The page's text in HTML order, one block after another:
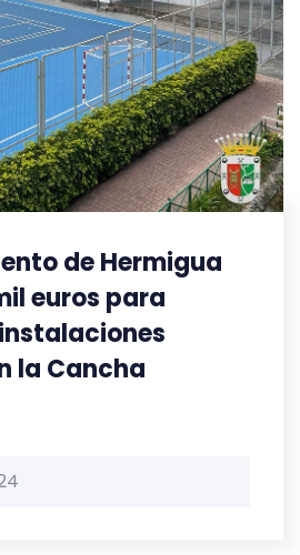
de Hermigua
euros para
la Cancha